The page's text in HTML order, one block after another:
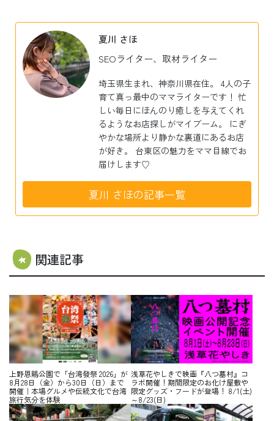
夏川 さほ
SEOライター、取材ライター
埼玉県生まれ、神奈川県在住。 4人の子
育て真っ最中のママライターです！ 忙
しい毎日にほんのり癒しを与えてくれ
るようなお店探しがマイブーム。 にぎ
やかな場所より静かな裏道にあるお店
が好き。 台東区の魅力をママ目線でお
届けします♡
夏川 さほの記事一覧
関連記事
上野恩賜公園で「台湾發祭 2026」が
8月28日（金）から30日（日）まで
開催｜本場グルメや伝統文化で台湾
旅行気分を体験
浅草花やしきで映画『八つ墓村』コ
ラボ開催！期間限定のお化け屋敷や
限定グッズ・フードが登場！ 8/1(土)
～8/23(日)